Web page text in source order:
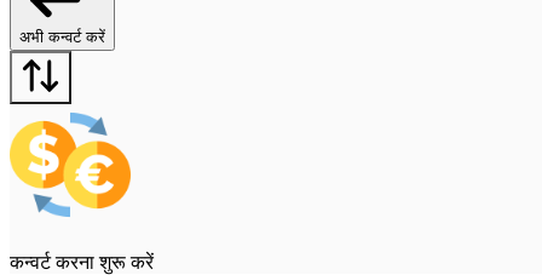
अभी कन्वर्ट करें
कन्वर्ट करना शुरू करें